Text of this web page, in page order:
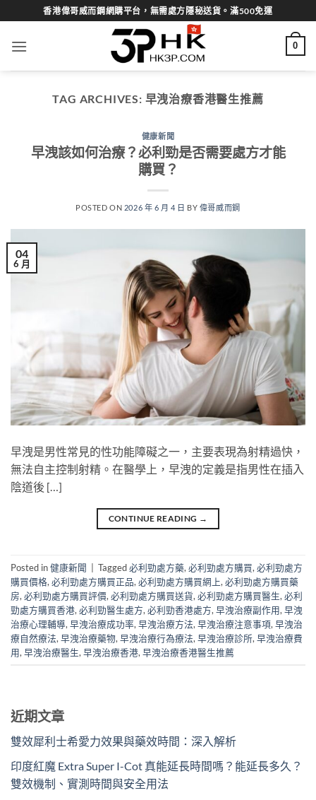
to
content
香港偉哥威而鋼網購平台，無需處方隱秘送貨。滿500免運
0
TAG ARCHIVES: 早洩治療香港醫生推薦
健康新聞
早洩該如何治療？必利勁是否需要處方才能
購買？
POSTED ON 2026 年 6 月 4 日 BY 偉哥威而鋼
04
6 月
早洩是男性常見的性功能障礙之一，主要表現為射精過快，
無法自主控制射精。在醫學上，早洩的定義是指男性在插入
陰道後 […]
CONTINUE READING →
Posted in健康新聞 Tagged必利勁處方藥, 必利勁處方購買, 必利勁處方
購買價格, 必利勁處方購買正品, 必利勁處方購買網上, 必利勁處方購買藥
房, 必利勁處方購買評價, 必利勁處方購買送貨, 必利勁處方購買醫生, 必利
勁處方購買香港, 必利勁醫生處方, 必利勁香港處方, 早洩治療副作用, 早洩
治療心理輔導, 早洩治療成功率, 早洩治療方法, 早洩治療注意事項, 早洩治
療自然療法, 早洩治療藥物, 早洩治療行為療法, 早洩治療診所, 早洩治療費
用, 早洩治療醫生, 早洩治療香港, 早洩治療香港醫生推薦
近期文章
雙效犀利士希愛力效果與藥效時間：深入解析
印度紅魔 Extra Super I-Cot 真能延長時間嗎？能延長多久？
雙效機制、實測時間與安全用法